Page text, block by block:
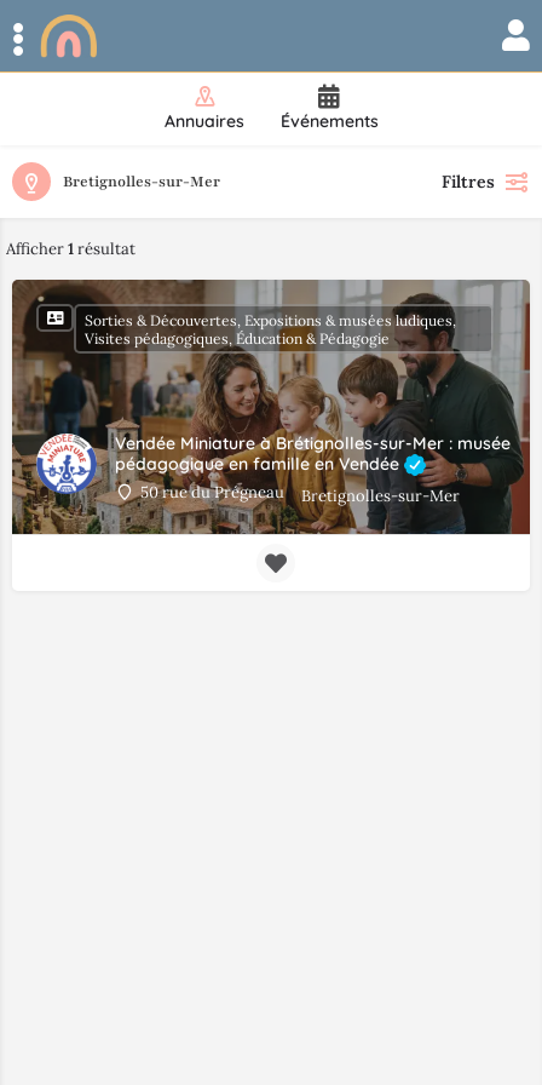
Annuaires Événements
Bretignolles-sur-Mer Filtres
Afficher1résultat
Vendée Miniature à Brétignolles-sur-Mer : musée
pédagogique en famille en Vendée
50 rue du Prégneau Bretignolles-sur-Mer
Sorties & Découvertes, Expositions & musées ludiques,
Visites pédagogiques, Éducation & Pédagogie